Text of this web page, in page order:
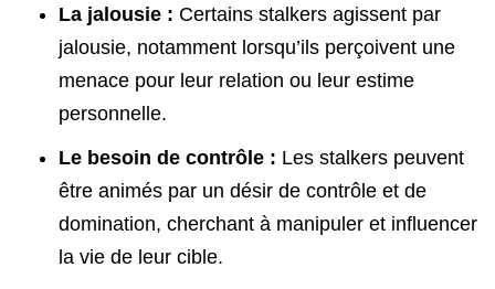
La jalousie : Certains stalkers agissent par
jalousie, notamment lorsqu’ils perçoivent une
menace pour leur relation ou leur estime
personnelle.
Le besoin de contrôle : Les stalkers peuvent
être animés par un désir de contrôle et de
domination, cherchant à manipuler et influencer
la vie de leur cible.